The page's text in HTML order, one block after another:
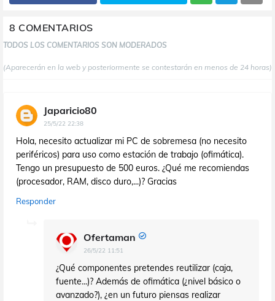
8 COMENTARIOS
TODOS LOS COMENTARIOS SON MODERADOS
(Aparecerán en la web y posteriormente se contestarán en menos de 24 horas)
Japaricio80
25/5/22 22:38
Hola, necesito actualizar mi PC de sobremesa (no necesito
periféricos) para uso como estación de trabajo (ofimática).
Tengo un presupuesto de 500 euros. ¿Qué me recomiendas
(procesador, RAM, disco duro,...)? Gracias
Responder
Ofertaman
26/5/22 11:51
¿Qué componentes pretendes reutilizar (caja,
fuente...)? Además de ofimática (¿nivel básico o
avanzado?), ¿en un futuro piensas realizar